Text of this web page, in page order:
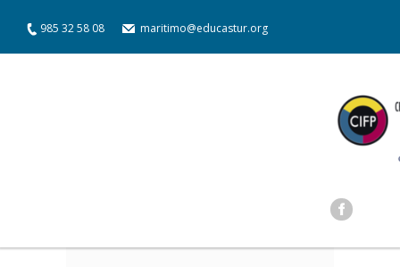
985 32 58 08 maritimo@educastur.org